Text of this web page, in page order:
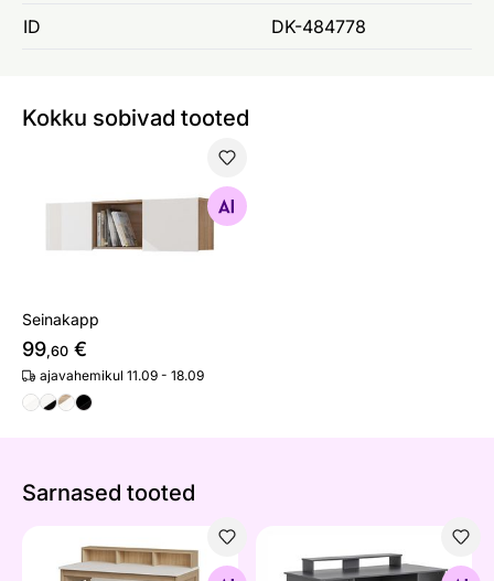
ID DK-484778
Kokku sobivad tooted
Otsi sarnaseid
Seinakapp
99,60 €
ajavahemikul 11.09 - 18.09
Sarnased tooted
Kirjutuslaud Stranda Kirjutuslaud Niels